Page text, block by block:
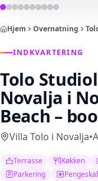
Hjem Overnatning
INDKVARTERING
Tolo
Novalja i
Beach –
Villa Tolo i Novalja•
Terrasse Køkken
Parkering